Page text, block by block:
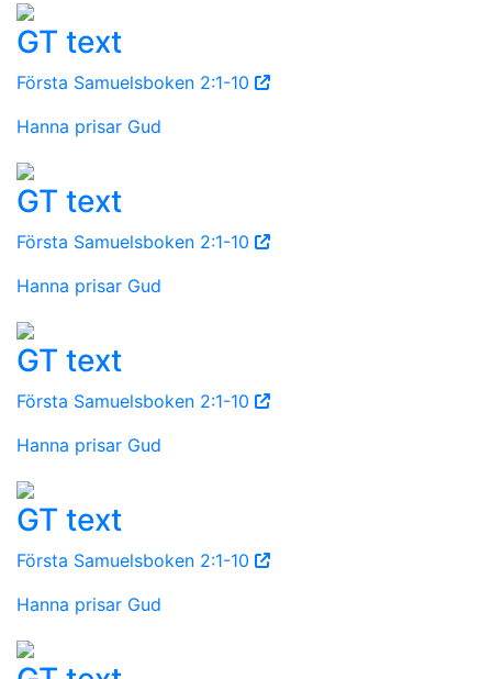
GT text
Första Samuelsboken 2:1-10
Hanna prisar Gud
GT text
Första Samuelsboken 2:1-10
Hanna prisar Gud
GT text
Första Samuelsboken 2:1-10
Hanna prisar Gud
GT text
Första Samuelsboken 2:1-10
Hanna prisar Gud